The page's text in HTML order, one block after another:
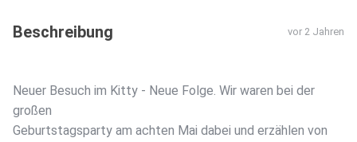
Beschreibung vor 2 Jahren
Neuer Besuch im Kitty - Neue Folge. Wir waren bei der
großen
Geburtstagsparty am achten Mai dabei und erzählen von